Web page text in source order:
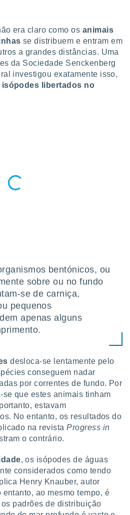
era claro como os animais
se distribuem e entram em
a grandes distâncias. Uma
da Sociedade Senckenberg
investigou exatamente isso,
libertados no
bentónicos, ou
sobre ou no fundo
se de carniça,
pequenos
apenas alguns
desloca-se lentamente pelo
conseguem nadar
por correntes de fundo. Por
que estes animais tinham
estavam
No entanto, os resultados do
na revistaProgress in
o contrário.
, os isópodes de águas
considerados como tendo
Henry Knauber, autor
ao mesmo tempo, é
padrões de distribuição